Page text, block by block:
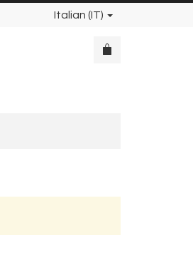
Italian (IT)